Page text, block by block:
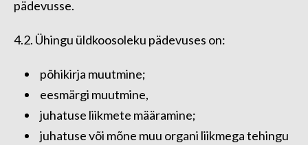
pädevusse.
4.2. Ühingu üldkoosoleku pädevuses on:
põhikirja muutmine;
eesmärgi muutmine,
juhatuse liikmete määramine;
juhatuse või mõne muu organi liikmega tehingu